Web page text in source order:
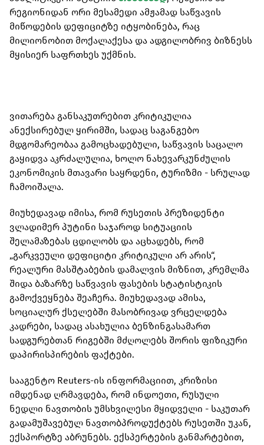
რეგიონიდან ორი მესამედი ამჟამად საწვავის
მიწოდების დეფიციტზე იტყობინება, რაც
მილიონობით მოქალაქესა და ადგილობრივ ბიზნესს
მყისიერ საფრთხეს უქმნის.
ვითარება განსაკუთრებით კრიტიკულია
ანექსირებულ ყირიმში, სადაც საგანგებო
მდგომარეობაა გამოცხადებული, საწვავის საცალო
გაყიდვა აკრძალულია, ხოლო ნახევარკუნძულის
ეკონომიკის მთავარი საყრდენი, ტურიზმი - სრულად
ჩამოიშალა.
მიუხედავად იმისა, რომ რუსეთის პრეზიდენტი
ვლადიმერ პუტინი საჯაროდ სიტუაციის
შელამაზებას ცდილობს და აცხადებს, რომ
„გარკვეული დეფიციტი კრიტიკული არ არის“,
რეალური მასშტაბების დამალვის მიზნით, კრემლმა
შიდა ბაზარზე საწვავის ფასების სტატისტიკის
გამოქვეყნება შეაჩერა. მიუხედავად ამისა,
სოციალურ ქსელებში მასობრივად ვრცელდება
კადრები, სადაც ასახულია ბენზინგასამართ
სადგურებთან რიგებში მძღოლებს შორის ფიზიკური
დაპირისპირების ფაქტები.
სააგენტო Reuters-ის ინფორმაციით, კრიზისი
იმდენად ღრმავდება, რომ ინდოეთი, რუსული
ნედლი ნავთობის უმსხვილესი მყიდველი - საკუთარ
გადამუშავებულ ნავთობპროდუქტებს რუსეთში უკან,
ექსპორტზე აბრუნებს. ექსპერტების განმარტებით,